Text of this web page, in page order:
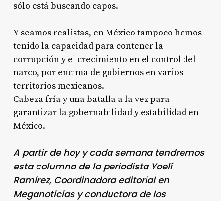
sólo está buscando capos.
Y seamos realistas, en México tampoco hemos
tenido la capacidad para contener la
corrupción y el crecimiento en el control del
narco, por encima de gobiernos en varios
territorios mexicanos.
Cabeza fría y una batalla a la vez para
garantizar la gobernabilidad y estabilidad en
México.
A partir de hoy y cada semana tendremos
esta columna de la periodista Yoelí
Ramírez, Coordinadora editorial en
Meganoticias y conductora de los